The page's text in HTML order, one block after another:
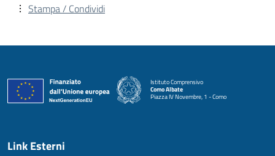
Stampa / Condividi
Istituto Comprensivo
Como Albate
Piazza IV Novembre, 1 - Como
Link Esterni